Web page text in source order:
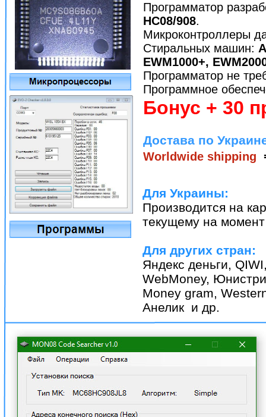
Программатор
HC08/908.
Микроконтроллеры
Cтиральных машин:
EWM1000+,
Программатор не
Программное
Бонус + 30
Достава по
Worldwide shipping
Для Украины:
Производится на
текущему на момент
Для других стран:
Яндекс деньги,
WebMoney,
Money gram,
Анелик и др.